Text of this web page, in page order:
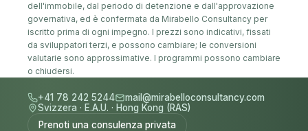
dell'immobile, dal periodo di detenzione e dall'approvazione
governativa, ed è confermata da Mirabello Consultancy per
iscritto prima di ogni impegno. I prezzi sono indicativi, fissati
da sviluppatori terzi, e possono cambiare; le conversioni
valutarie sono approssimative. I programmi possono cambiare
o chiudersi.
+41 78 242 5244
mail@mirabelloconsultancy.com
Svizzera · E.A.U. · Hong Kong (RAS)
Prenoti una consulenza privata